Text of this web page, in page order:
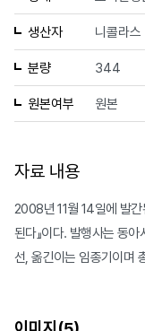
생산자 니콜라스
분량 344
원본여부 원본
자료 내용
2008년 11월 14일에 발
된다』이다. 발행사는 동
선, 옮긴이는 임종기이며
이미지( )